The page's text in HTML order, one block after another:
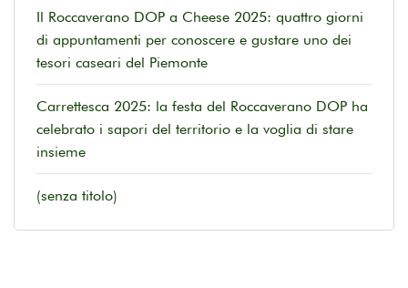
Il Roccaverano DOP a Cheese 2025: quattro giorni
di appuntamenti per conoscere e gustare uno dei
tesori caseari del Piemonte
Carrettesca 2025: la festa del Roccaverano DOP ha
celebrato i sapori del territorio e la voglia di stare
insieme
(senza titolo)